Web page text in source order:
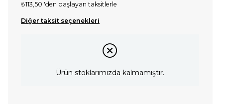
₺113,50 'den başlayan taksitlerle
Diğer taksit seçenekleri
Ürün stoklarımızda kalmamıştır.